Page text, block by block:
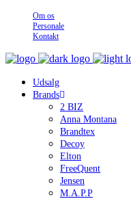
Om os
Personale
Kontakt
Udsalg
Brands
2 BIZ
Anna Montana
Brandtex
Decoy
Elton
FreeQuent
Jensen
M.A.P.P